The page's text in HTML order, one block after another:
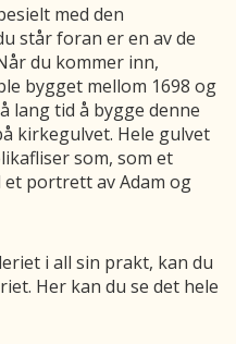
med den
stårforan er en av de
du kommer inn,
bygget mellom 1698 og
lang tid å bygge denne
kirkegulvet. Hele gulvet
som, som et
portrett av Adam og
i all sin prakt, kan du
Her kan du se det hele